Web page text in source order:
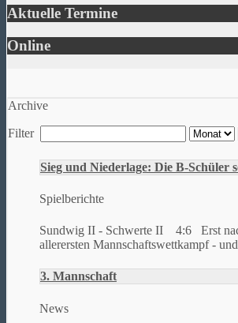
Aktuelle Termine
Online
Archive
Filter
Sieg und Niederlage: Die B-Schüler
Spielberichte
Sundwig II - Schwerte II 4:6 Erst nach
allerersten Mannschaftswettkampf -
3. Mannschaft
News